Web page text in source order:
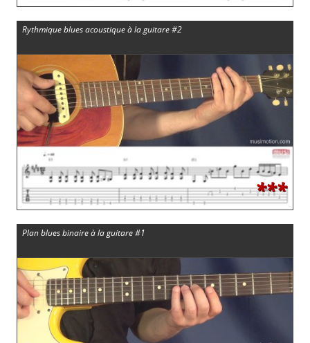
Rythmique blues acoustique à la guitare #2
***
Plan blues binaire à la guitare #1